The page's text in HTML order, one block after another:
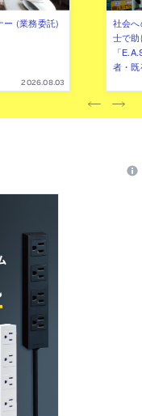
ー (業務委託)
2026.08.03
社会
士で
「
者・